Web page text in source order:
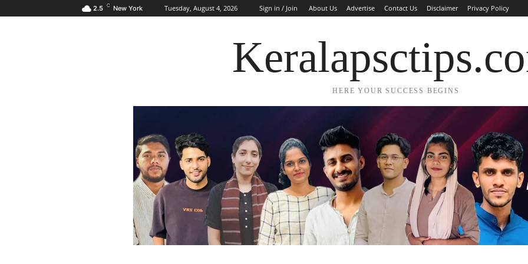
2.5 C New York Tuesday, August 4, 2026 Sign in / Join About Us Advertise Contact Us Disclaimer Privacy Policy
HERE YOUR SUCCESS BEGINS